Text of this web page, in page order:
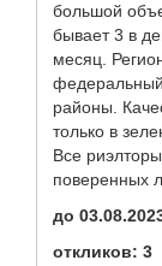
большой
бывает 3 в
месяц.
федеральный
районы.
только в
Все
поверенных
до
откликов: 3